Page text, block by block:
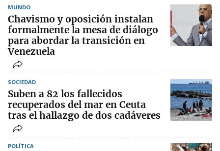
MUNDO
Chavismo y oposición instalan
formalmente la mesa de diálogo
para abordar la transición en
Venezuela
SOCIEDAD
Suben a 82 los fallecidos
recuperados del mar en Ceuta
tras el hallazgo de dos cadáveres
POLÍTICA